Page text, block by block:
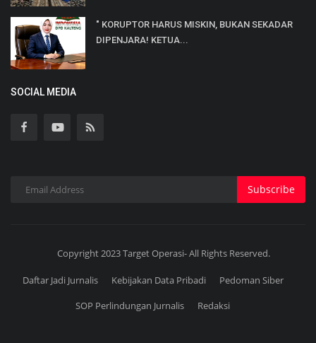
" KORUPTOR HARUS MISKIN, BUKAN SEKADAR
DIPENJARA! KETUA...
SOCIAL MEDIA
Subscribe
Copyright 2023 Target Operasi- All Rights Reserved.
Daftar Jadi Jurnalis Kebijakan Data Pribadi
Pedoman Siber
SOP Perlindungan Jurnalis
Redaksi